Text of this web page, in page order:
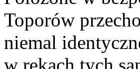
Toporów
niemal
w rękach tych